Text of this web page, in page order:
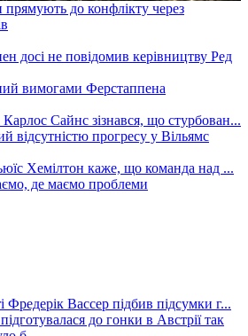
до конфлікту через
вимогами Ферстаппена
відсутністю прогресу у Вільямс
де маємо проблеми
до гонки в Австрії так